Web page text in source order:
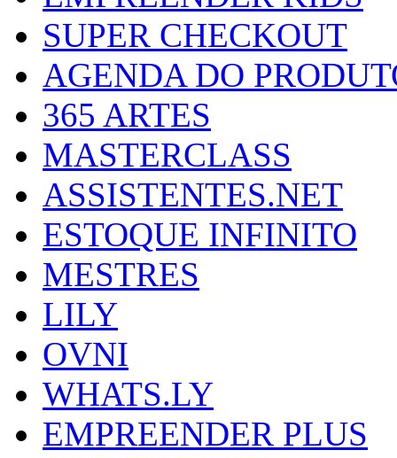
SUPER CHECKOUT
AGENDA DO
365 ARTES
MASTERCLASS
ASSISTENTES.NET
ESTOQUE INFINITO
MESTRES
LILY
OVNI
WHATS.LY
EMPREENDER PLUS